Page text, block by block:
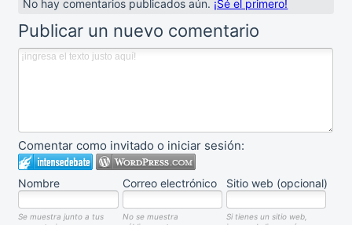
No hay comentarios publicados aún. ¡Sé el primero!
Publicar un nuevo comentario
Comentar como invitado o iniciar sesión:
Nombre Correo electrónico Sitio web (opcional)
Se muestra junto a tus
No se muestra
Si tienes un sitio web,